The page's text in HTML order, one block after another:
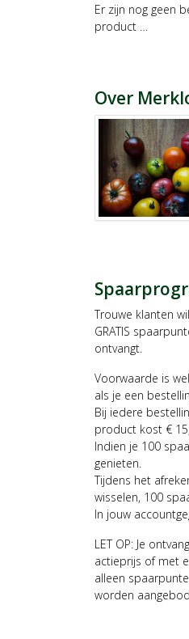
Er zijn nog geen
product …
Over
Trouwe klanten
GRATIS
ontvangt.
Voorwaarde is
als je een
Bij iedere
product kost €
Indien je 100
genieten.
Tijdens het
wisselen, 100
In jouw
LET OP: Je
actieprijs of met
alleen
worden